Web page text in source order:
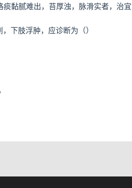
黏腻难出，苔厚浊，脉滑实者，治宜
下肢浮肿，应诊断为（）